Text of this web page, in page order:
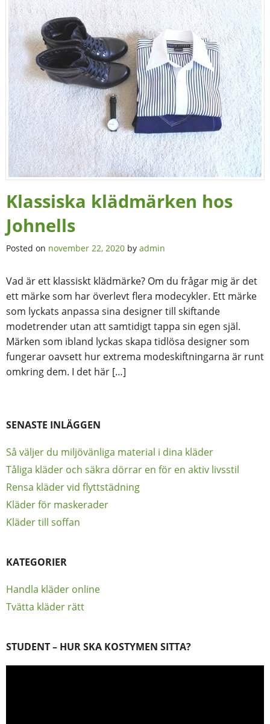
Klassiska klädmärken hos
Johnells
Posted on november 22, 2020 by admin
Vad är ett klassiskt klädmärke? Om du frågar mig är det
ett märke som har överlevt flera modecykler. Ett märke
som lyckats anpassa sina designer till skiftande
modetrender utan att samtidigt tappa sin egen själ.
Märken som ibland lyckas skapa tidlösa designer som
fungerar oavsett hur extrema modeskiftningarna är runt
omkring dem. I det här […]
SENASTE INLÄGGEN
Så väljer du miljövänliga material i dina kläder
Tåliga kläder och säkra dörrar en för en aktiv livsstil
Rensa kläder vid flyttstädning
Kläder för maskerader
Kläder till soffan
KATEGORIER
Handla kläder online
Tvätta kläder rätt
STUDENT – HUR SKA KOSTYMEN SITTA?